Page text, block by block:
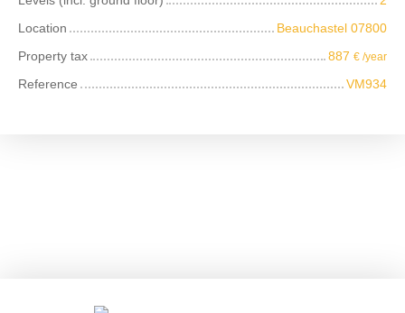
Location
Beauchastel 07800
Property tax
887 € /year
Reference VM934